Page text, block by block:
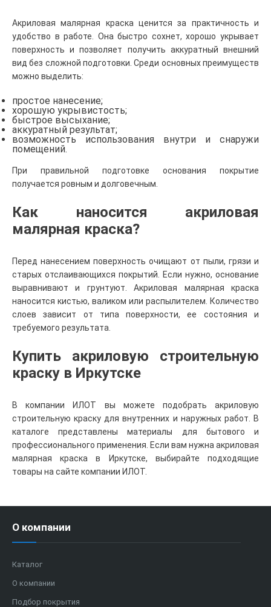
Акриловая малярная краска ценится за практичность и
удобство в работе. Она быстро сохнет, хорошо укрывает
поверхность и позволяет получить аккуратный внешний
вид без сложной подготовки. Среди основных преимуществ
можно выделить:
простое нанесение;
хорошую укрывистость;
быстрое высыхание;
аккуратный результат;
возможность использования внутри и снаружи
помещений.
При правильной подготовке основания покрытие
получается ровным и долговечным.
Как наносится акриловая
малярная краска?
Перед нанесением поверхность очищают от пыли, грязи и
старых отслаивающихся покрытий. Если нужно, основание
выравнивают и грунтуют. Акриловая малярная краска
наносится кистью, валиком или распылителем. Количество
слоев зависит от типа поверхности, ее состояния и
требуемого результата.
Купить акриловую строительную
краску в Иркутске
В компании ИЛОТ вы можете подобрать акриловую
строительную краску для внутренних и наружных работ. В
каталоге представлены материалы для бытового и
профессионального применения. Если вам нужна акриловая
малярная краска в Иркутске, выбирайте подходящие
товары на сайте компании ИЛОТ.
О компании
Каталог
О компании
Подбор покрытия